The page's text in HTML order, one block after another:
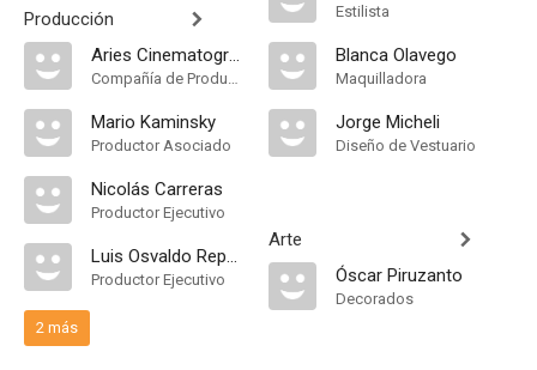
Producción
Aries Cinematográfica Argentina
Compañía de Produccion
Mario Kaminsky
Productor Asociado
Nicolás Carreras
Productor Ejecutivo
Luis Osvaldo Repetto
Productor Ejecutivo
2 más
Estilista
Blanca Olavego
Maquilladora
Jorge Micheli
Diseño de Vestuario
Arte
Óscar Piruzanto
Decorados